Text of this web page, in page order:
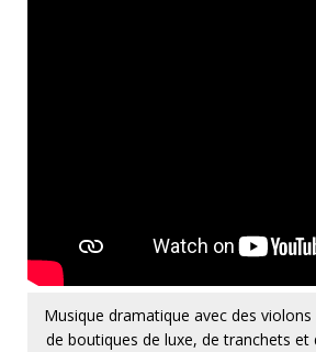
Musique dramatique avec des
de boutiques de luxe, de tranchets et